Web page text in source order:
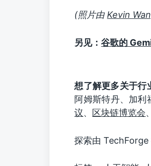
(照片由 Kevin
另见：谷歌的
想了解更多关于行
阿姆斯特丹、加利
议、 区块链博览会
探索由 TechForge